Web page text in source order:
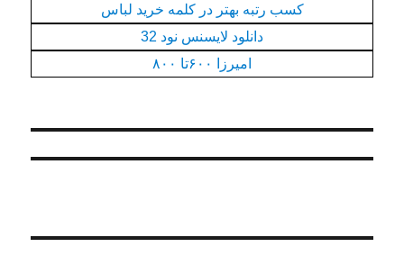
کسب رتبه بهتر در کلمه خرید لباس
دانلود لایسنس نود 32
امیرزا ۶۰۰تا ۸۰۰